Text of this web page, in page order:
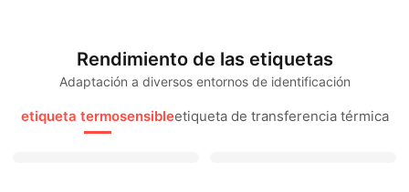
Rendimiento de las etiquetas​
Adaptación a diversos entornos de identificación​
etiqueta termosensibleetiqueta de transferencia térmica